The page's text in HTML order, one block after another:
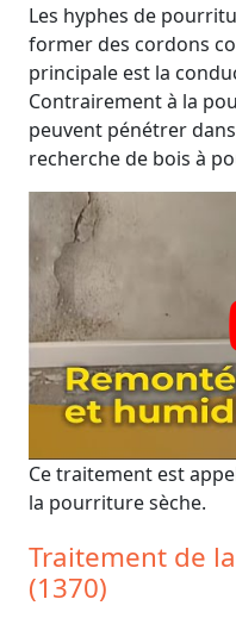
Les hyphes de
former des cordons
principale est la
Contrairement à la
peuvent pénétrer
recherche de bois à
Ce traitement est
la pourriture sèche.
Traitement de
(1370)